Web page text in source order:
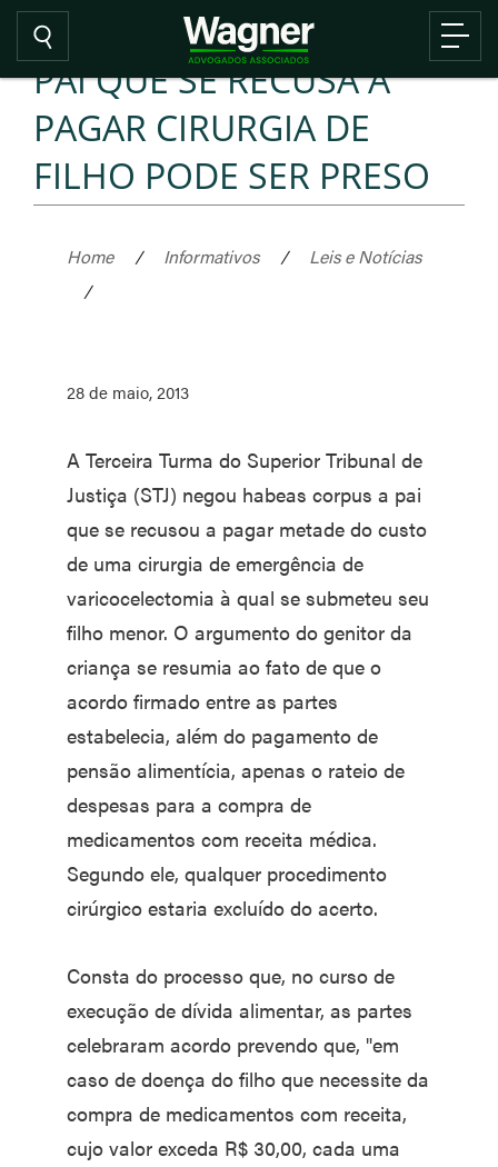
PAI QUE SE RECUSA A
PAGAR CIRURGIA DE
FILHO PODE SER PRESO
Home / Informativos /
Leis e Notícias
/
28 de maio, 2013
A Terceira Turma do Superior Tribunal de
Justiça (STJ) negou habeas corpus a pai
que se recusou a pagar metade do custo
de uma cirurgia de emergência de
varicocelectomia à qual se submeteu seu
filho menor. O argumento do genitor da
criança se resumia ao fato de que o
acordo firmado entre as partes
estabelecia, além do pagamento de
pensão alimentícia, apenas o rateio de
despesas para a compra de
medicamentos com receita médica.
Segundo ele, qualquer procedimento
cirúrgico estaria excluído do acerto.
Consta do processo que, no curso de
execução de dívida alimentar, as partes
celebraram acordo prevendo que, "em
caso de doença do filho que necessite da
compra de medicamentos com receita,
cujo valor exceda R$ 30,00, cada uma